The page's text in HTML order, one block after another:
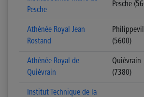
Pesche
Pesche
Athénée Royal Jean
Rostand
(5600)
Athénée Royal de
Quiévrain
Quiévrain
(7380)
Institut Technique de la